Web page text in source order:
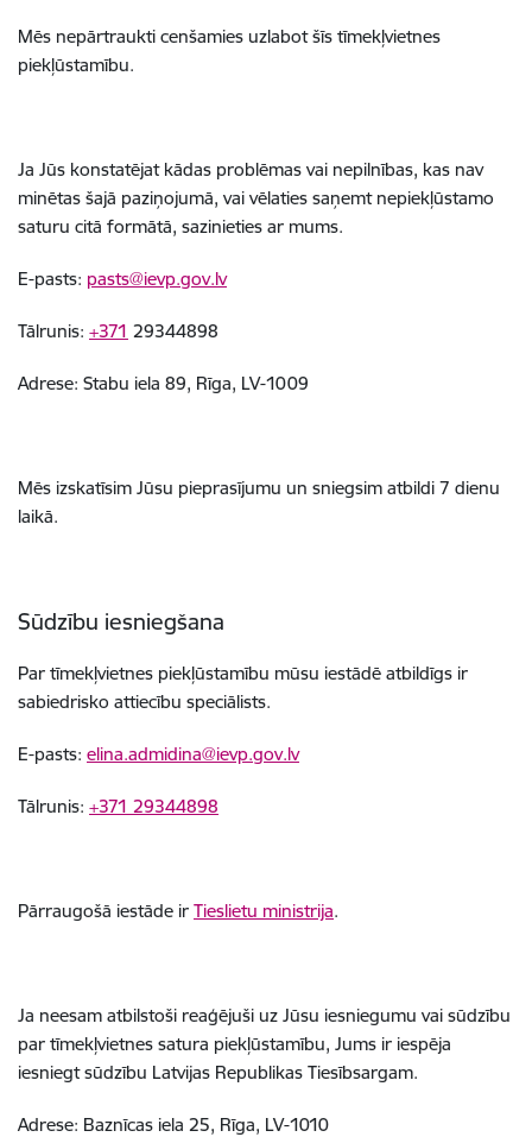
Mēs nepārtraukti cenšamies uzlabot šīs tīmekļvietnes
piekļūstamību.
Ja Jūs konstatējat kādas problēmas vai nepilnības, kas nav
minētas šajā paziņojumā, vai vēlaties saņemt nepiekļūstamo
saturu citā formātā, sazinieties ar mums.
E-pasts: pasts@ievp.gov.lv
Tālrunis: +371 29344898
Adrese: Stabu iela 89, Rīga, LV-1009
Mēs izskatīsim Jūsu pieprasījumu un sniegsim atbildi 7 dienu
laikā.
Sūdzību iesniegšana
Par tīmekļvietnes piekļūstamību mūsu iestādē atbildīgs ir
sabiedrisko attiecību speciālists.
E-pasts: elina.admidina@ievp.gov.lv
Tālrunis: +371 29344898
Pārraugošā iestāde ir Tieslietu ministrija.
Ja neesam atbilstoši reaģējuši uz Jūsu iesniegumu vai sūdzību
par tīmekļvietnes satura piekļūstamību, Jums ir iespēja
iesniegt sūdzību Latvijas Republikas Tiesībsargam.
Adrese: Baznīcas iela 25, Rīga, LV-1010